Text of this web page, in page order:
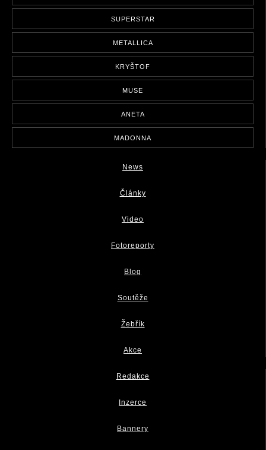
SUPERSTAR
METALLICA
KRYŠTOF
MUSE
ANETA
MADONNA
News
Články
Video
Fotoreporty
Blog
Soutěže
Žebřík
Akce
Redakce
Inzerce
Bannery